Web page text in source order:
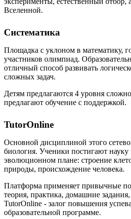
Вселенной.
Систематика
Площадка с уклоном в математику,
участников олимпиад.
отличный способ развивать
сложных задач.
Детям предлагаются 4 уровня
предлагают обучение с поддержкой.
TutorOnline
Основной дисциплиной этого
биология. Ученики постигают науку
эволюционном плане: строение
природы, происхождение человека.
Платформа применяет привычные
теория, практика, домашние
TutorOnline - залог повышения
образовательной программе.